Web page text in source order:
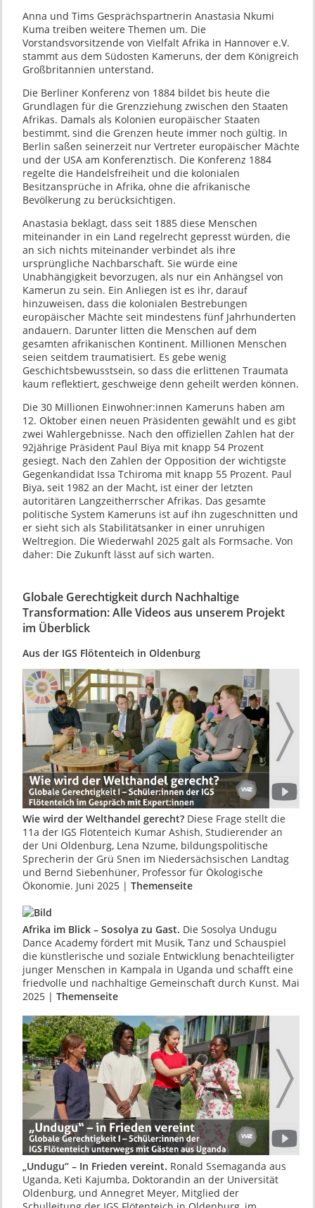
Anna und Tims Gesprächspartnerin Anastasia Nkumi
Kuma treiben weitere Themen um. Die
Vorstandsvorsitzende von Vielfalt Afrika in Hannover e.V.
stammt aus dem Südosten Kameruns, der dem Königreich
Großbritannien unterstand.
Die Berliner Konferenz von 1884 bildet bis heute die
Grundlagen für die Grenzziehung zwischen den Staaten
Afrikas. Damals als Kolonien europäischer Staaten
bestimmt, sind die Grenzen heute immer noch gültig. In
Berlin saßen seinerzeit nur Vertreter europäischer Mächte
und der USA am Konferenztisch. Die Konferenz 1884
regelte die Handelsfreiheit und die kolonialen
Besitzansprüche in Afrika, ohne die afrikanische
Bevölkerung zu berücksichtigen.
Anastasia beklagt, dass seit 1885 diese Menschen
miteinander in ein Land regelrecht gepresst würden, die
an sich nichts miteinander verbindet als ihre
ursprüngliche Nachbarschaft. Sie würde eine
Unabhängigkeit bevorzugen, als nur ein Anhängsel von
Kamerun zu sein. Ein Anliegen ist es ihr, darauf
hinzuweisen, dass die kolonialen Bestrebungen
europäischer Mächte seit mindestens fünf Jahrhunderten
andauern. Darunter litten die Menschen auf dem
gesamten afrikanischen Kontinent. Millionen Menschen
seien seitdem traumatisiert. Es gebe wenig
Geschichtsbewusstsein, so dass die erlittenen Traumata
kaum reflektiert, geschweige denn geheilt werden können.
Die 30 Millionen Einwohner:innen Kameruns haben am
12. Oktober einen neuen Präsidenten gewählt und es gibt
zwei Wahlergebnisse. Nach den offiziellen Zahlen hat der
92jährige Präsident Paul Biya mit knapp 54 Prozent
gesiegt. Nach den Zahlen der Opposition der wichtigste
Gegenkandidat Issa Tchiroma mit knapp 55 Prozent. Paul
Biya, seit 1982 an der Macht, ist einer der letzten
autoritären Langzeitherrscher Afrikas. Das gesamte
politische System Kameruns ist auf ihn zugeschnitten und
er sieht sich als Stabilitätsanker in einer unruhigen
Weltregion. Die Wiederwahl 2025 galt als Formsache. Von
daher: Die Zukunft lässt auf sich warten.
Globale Gerechtigkeit durch Nachhaltige
Transformation: Alle Videos aus unserem Projekt
im Überblick
Aus der IGS Flötenteich in Oldenburg
Wie wird der Welthandel gerecht?Diese Frage stellt die
11a der IGS Flötenteich Kumar Ashish, Studierender an
der Uni Oldenburg, Lena Nzume, bildungspolitische
Sprecherin der Grü Snen im Niedersächsischen Landtag
und Bernd Siebenhüner, Professor für Ökologische
Ökonomie. Juni 2025 | Themenseite
Afrika im Blick – Sosolya zu Gast. Die Sosolya Undugu
Dance Academy fördert mit Musik, Tanz und Schauspiel
die künstlerische und soziale Entwicklung benachteiligter
junger Menschen in Kampala in Uganda und schafft eine
friedvolle und nachhaltige Gemeinschaft durch Kunst. Mai
2025 | Themenseite
„Undugu“ – In Frieden vereint. Ronald Ssemaganda aus
Uganda, Keti Kajumba, Doktorandin an der Universität
Oldenburg, und Annegret Meyer, Mitglied der